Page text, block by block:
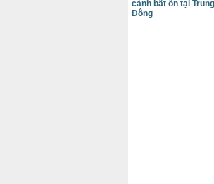
cảnh bất ổn tại Trung
Đông